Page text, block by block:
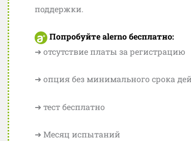
поддержки.
Попробуйте alerno бесплатно:
➜ отсутствие платы за регистрацию
➜ опция без минимального срока
➜ тест бесплатно
➜ Месяц испытаний